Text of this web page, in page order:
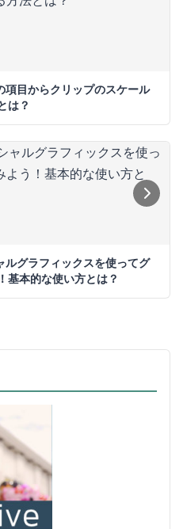
目からクリップのスケール
は？
グラフィックスを使ってグ
基本的な使い方とは？